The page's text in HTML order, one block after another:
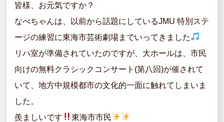
皆様、お元気ですか？
なべちゃんは、以前から話題にしているJMU 特別ステ
ージの練習に東海市芸術劇場までいってきました
リハ室が準備されていたのですが、大ホールは、市民
向けの無料クラシックコンサート(第八回)が催されて
いて、地方中規模都市の文化的一面に触れてしまいま
した。
羨ましいです
東海市市民